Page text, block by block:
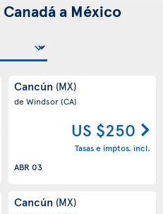
Canadá a México
Cancún (MX)
de Windsor(CA)
US $250
Tasas e imptos. incl.
ABR 03
Cancún (MX)